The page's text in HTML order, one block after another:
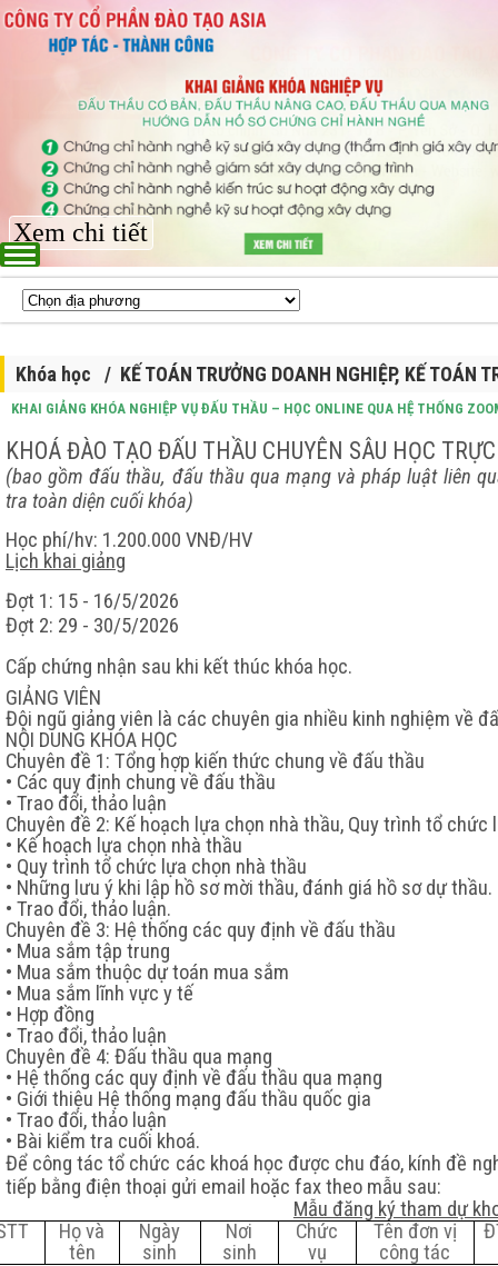
Xem chi tiết
Khóa học / KẾ TOÁN TRƯỞNG DOANH NGHIỆP, KẾ TOÁN
KHAI GIẢNG KHÓA NGHIỆP VỤ ĐẤU THẦU – HỌC ONLINE QUA HỆ THỐNG
KHOÁ ĐÀO TẠO ĐẤU THẦU CHUYÊN SÂU HỌC
(bao gồm đấu thầu, đấu thầu qua mạng và pháp luật liên
tra toàn diện cuối khóa)
Học phí/hv: 1.200.000 VNĐ/HV
Lịch khai giảng
Đợt 1: 15 - 16/5/2026
Đợt 2: 29 - 30/5/2026
Cấp chứng nhận sau khi kết thúc khóa học.
GIẢNG VIÊN
Đội ngũ giảng viên là các chuyên gia nhiều kinh nghiệm về
NỘI DUNG KHÓA HỌC
Chuyên đề 1: Tổng hợp kiến thức chung về đấu thầu
• Các quy định chung về đấu thầu
• Trao đổi, thảo luận
Chuyên đề 2: Kế hoạch lựa chọn nhà thầu, Quy trình tổ chức
• Kế hoạch lựa chọn nhà thầu
• Quy trình tổ chức lựa chọn nhà thầu
• Những lưu ý khi lập hồ sơ mời thầu, đánh giá hồ sơ dự thầu.
• Trao đổi, thảo luận.
Chuyên đề 3: Hệ thống các quy định về đấu thầu
• Mua sắm tập trung
• Mua sắm thuộc dự toán mua sắm
• Mua sắm lĩnh vực y tế
• Hợp đồng
• Trao đổi, thảo luận
Chuyên đề 4: Đấu thầu qua mạng
• Hệ thống các quy định về đấu thầu qua mạng
• Giới thiệu Hệ thống mạng đấu thầu quốc gia
• Trao đổi, thảo luận
• Bài kiểm tra cuối khoá.
Để công tác tổ chức các khoá học được chu đáo, kính đề
tiếp bằng điện thoại gửi email hoặc fax theo mẫu sau:
Mẫu đăng ký tham dự
Họ và
tên
Ngày
sinh
Nơi
sinh
Chức
vụ
Tên đơn vị
công tác